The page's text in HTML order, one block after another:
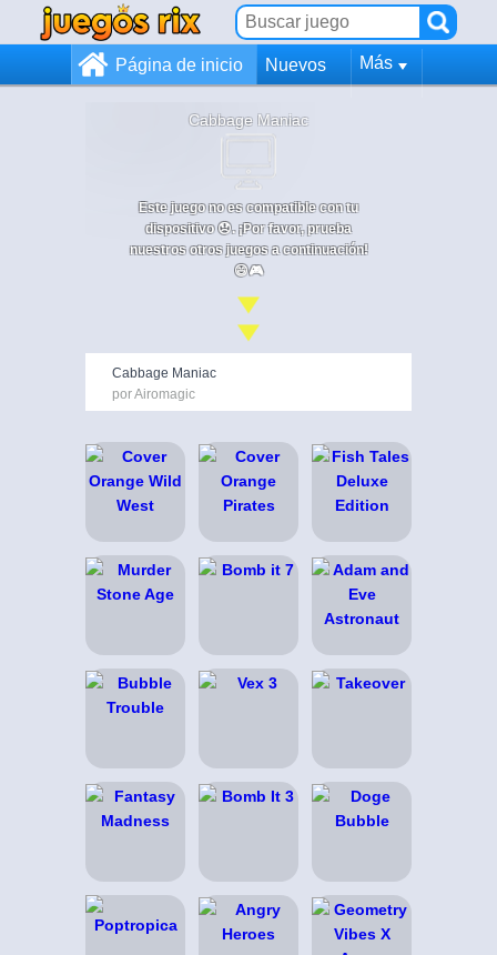
Página de inicio Nuevos Más
Cabbage Maniac
Este juego no es compatible con tu
dispositivo 😞. ¡Por favor, prueba
nuestros otros juegos a continuación!
😄🎮
Cabbage Maniac
por Airomagic